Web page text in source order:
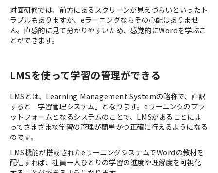
対面研修では、前方にあるスクリーンが見えづらいといったト
ラブルもありますが、eラーニングならその心配はありませ
ん。直感的に見て分かりやすいため、感覚的にWordを学ぶこ
とができます。
LMSを使って学習の管理ができる
LMSとは、Learning Management Systemの略称で、直訳
すると「学習管理システム」となります。eラーニングのプラ
ットフォームとなるシステムのことで、LMSがあることによ
ってさまざまな学習の管理が簡単かつ正確に行えるようになる
のです。
LMS機能が搭載されたeラーニングシステムでWordの教材を
配信すれば、社員一人ひとりの学習の進度や理解度を可視化